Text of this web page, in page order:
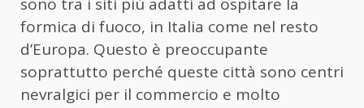
formica di fuoco, in Italia come nel resto
d’Europa. Questo è preoccupante
soprattutto perché queste città sono centri
nevralgici per il commercio e molto